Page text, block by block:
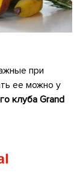
при
ее можно у
клуба Grand